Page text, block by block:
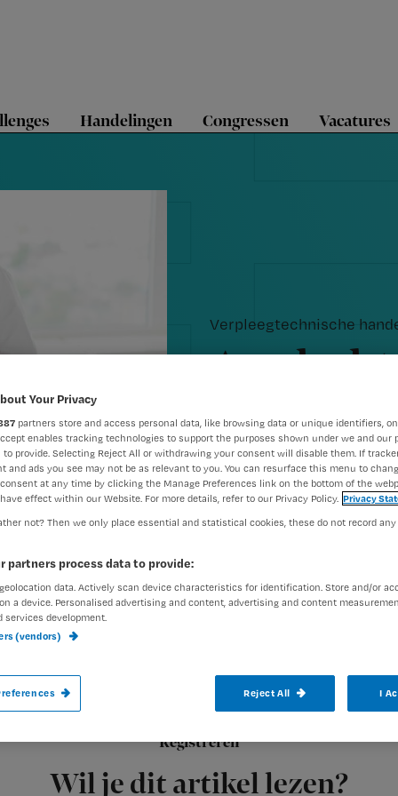
Handelingen Congressen Vacatures
Verpleegtechnische
Auteur: Redactie Nursing2
Registreren
Wil je dit artikel lezen?
Zuurstof toedienen is niet voor iedereen
brillen en maskers, is bevochtigen nodig
gebruiken?
Your Privacy
partners store and access personal data, like browsing data or unique identifiers,
enables tracking technologies to support the purposes shown under we and our
to provide. Selecting Reject All or withdrawing your consent will disable them. If
and ads you see may not be as relevant to you. You can resurface this menu to
at any time by clicking the Manage Preferences link on the bottom of the
effect within our Website. For more details, refer to our Privacy Policy. Privacy
not? Then we only place essential and statistical cookies, these do not record
partners process data to provide:
data. Actively scan device characteristics for identification. Store and/or
a device. Personalised advertising and content, advertising and content
services development.
(vendors)
Reject All I